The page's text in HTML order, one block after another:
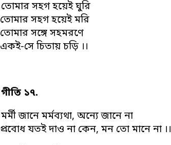
তোমার সহগ হয়েই ঘুরি
তোমার সহগ হয়েই মরি
তোমার সঙ্গে সহমরণে
একই-সে চিতায় চড়ি ।।
গীতি ১৭.
মর্মী জানে মর্মব্যথা, অন্যে জানে না
প্রবোধ যতই দাও না কেন, মন তো মানে না ।।